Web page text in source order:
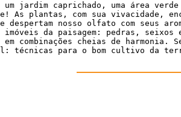
um jardim caprichado, uma área verde
As plantas, com sua vivacidade,
despertam nosso olfato com seus
imóveis da paisagem: pedras, seixos
em combinações cheias de harmonia.
técnicas para o bom cultivo da